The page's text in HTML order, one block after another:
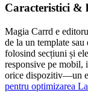
Caracteristici &
Magia Carrd e
de la un template
folosind secțiuni și
responsive pe mobil,
orice dispozitiv—un
pentru optimizarea